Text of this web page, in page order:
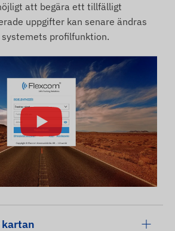
att begära ett tillfälligt
uppgifter kan senare ändras
profilfunktion.